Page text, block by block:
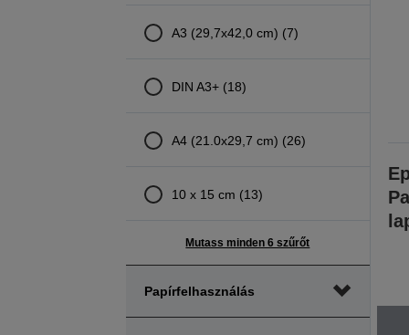
A3 (29,7x42,0 cm) (7)
DIN A3+ (18)
A4 (21.0x29,7 cm) (26)
10 x 15 cm (13)
Mutass minden 6 szűrőt
Papírfelhasználás